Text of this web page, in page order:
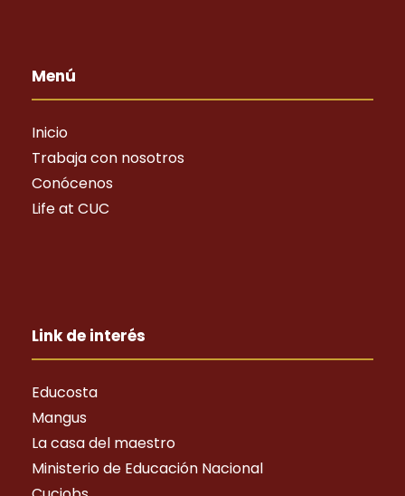
Menú
Inicio
Trabaja con nosotros
Conócenos
Life at CUC
Link de interés
Educosta
Mangus
La casa del maestro
Ministerio de Educación Nacional